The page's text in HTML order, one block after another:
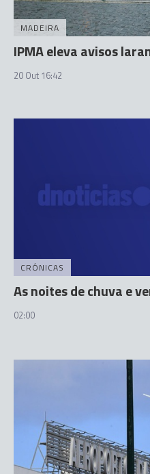
MADEIRA
IPMA eleva avisos
20 Out 16:42
CRÓNICAS
As noites de chuva e
02:00